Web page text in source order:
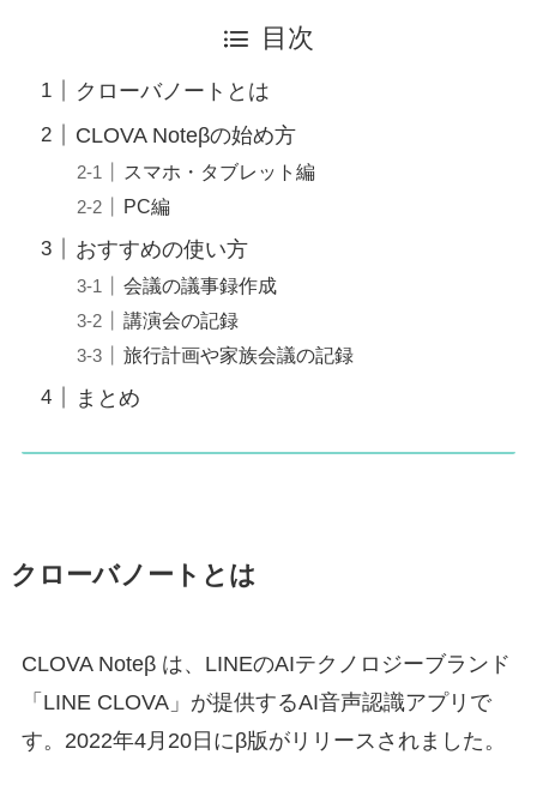
目次
クローバノートとは
CLOVA Noteβの始め方
スマホ・タブレット編
PC編
おすすめの使い方
会議の議事録作成
講演会の記録
旅行計画や家族会議の記録
まとめ
クローバノートとは
CLOVA Noteβ は、LINEのAIテクノロジーブランド
「LINE CLOVA」が提供するAI音声認識アプリで
す。2022年4月20日にβ版がリリースされました。